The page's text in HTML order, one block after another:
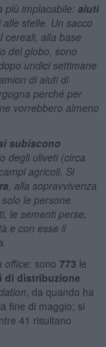
più implacabile: aiuti
stelle. Un sacco
cereali, alla base
del globo, sono
undici settimane
di aiuti di
perché per
vorrebbero almeno
subiscono
degli uliveti (circa
agricoli. Si
, alla sopravvivenza
le persone.
le sementi perse,
e con esse il
office: sono 773 le
di distribuzione
, da quando ha
fine di maggio; si
41 risultano